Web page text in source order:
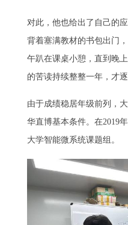
对此，他也给出了自己的
背着塞满教材的书包出门
午趴在课桌小憩，直到晚
的苦读持续整整一年，才
由于成绩稳居年级前列，
华直博基本条件。在2019
大学智能微系统课题组。